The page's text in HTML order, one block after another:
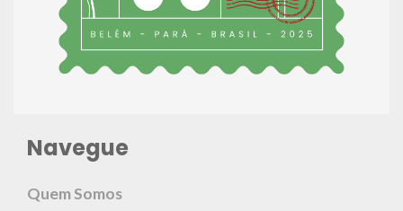
Navegue
Quem Somos